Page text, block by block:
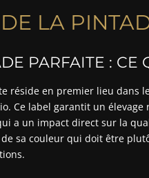
LA
PARFAITE : CE
réside en premier lieu dans
Ce label garantit un
a un impact direct sur la
de sa couleur qui doit être